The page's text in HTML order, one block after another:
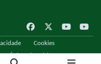
a
o
o
t
Cookies